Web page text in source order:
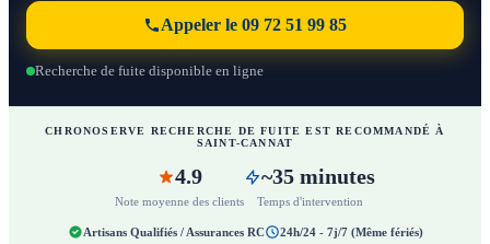
Appeler le 09 72 51 99 85
Recherche de fuite disponible en ligne
CHRONOSERVE RECHERCHE DE FUITE EST RECOMMANDÉ À
SAINT-CANNAT
4.9
Note moyenne des clients
~35 minutes
Temps d'intervention
Artisans Qualifiés / Assurances RC 24h/24 - 7j/7 (Même fériés)